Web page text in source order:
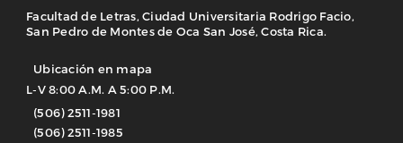
Facultad de Letras, Ciudad Universitaria Rodrigo Facio,
San Pedro de Montes de Oca San José, Costa Rica.
Ubicación en mapa
L-V 8:00 A.M. A 5:00 P.M.
(506) 2511-1981
(506) 2511-1985